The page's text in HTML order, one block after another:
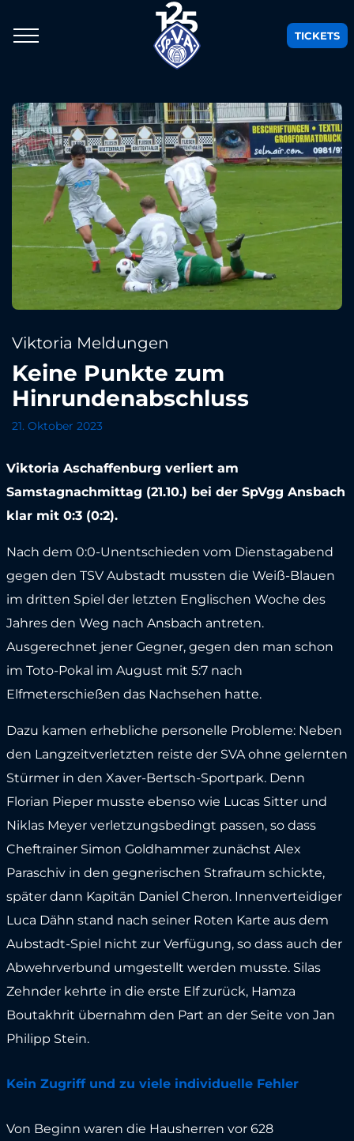
TICKETS
Viktoria Meldungen
Keine Punkte zum
Hinrundenabschluss
21. Oktober 2023
Viktoria Aschaffenburg verliert am
Samstagnachmittag (21.10.) bei der SpVgg Ansbach
klar mit 0:3 (0:2).
Nach dem 0:0-Unentschieden vom Dienstagabend
gegen den TSV Aubstadt mussten die Weiß-Blauen
im dritten Spiel der letzten Englischen Woche des
Jahres den Weg nach Ansbach antreten.
Ausgerechnet jener Gegner, gegen den man schon
im Toto-Pokal im August mit 5:7 nach
Elfmeterschießen das Nachsehen hatte.
Dazu kamen erhebliche personelle Probleme: Neben
den Langzeitverletzten reiste der SVA ohne gelernten
Stürmer in den Xaver-Bertsch-Sportpark. Denn
Florian Pieper musste ebenso wie Lucas Sitter und
Niklas Meyer verletzungsbedingt passen, so dass
Cheftrainer Simon Goldhammer zunächst Alex
Paraschiv in den gegnerischen Strafraum schickte,
später dann Kapitän Daniel Cheron. Innenverteidiger
Luca Dähn stand nach seiner Roten Karte aus dem
Aubstadt-Spiel nicht zur Verfügung, so dass auch der
Abwehrverbund umgestellt werden musste. Silas
Zehnder kehrte in die erste Elf zurück, Hamza
Boutakhrit übernahm den Part an der Seite von Jan
Philipp Stein.
Kein Zugriff und zu viele individuelle Fehler
Von Beginn waren die Hausherren vor 628